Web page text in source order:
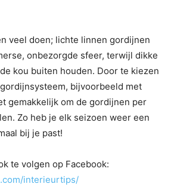
veel doen; lichte linnen gordijnen
onbezorgde sfeer, terwijl dikke
kou buiten houden. Door te kiezen
bijvoorbeeld met
gemakkelijk om de gordijnen per
Zo heb je elk seizoen weer een
bij je past!
te volgen op Facebook:
interieurtips/